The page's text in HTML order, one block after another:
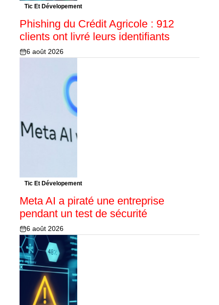
Tic Et Dévelopement
Phishing du Crédit Agricole : 912
clients ont livré leurs identifiants
6 août 2026
Tic Et Dévelopement
Meta AI a piraté une entreprise
pendant un test de sécurité
6 août 2026